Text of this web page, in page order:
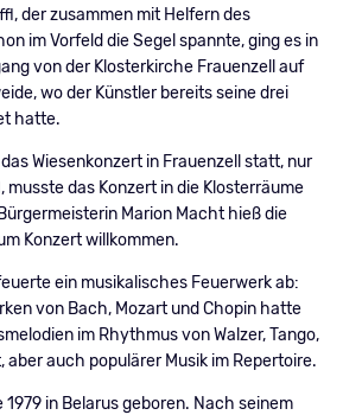
der zusammen mit Helfern des
im Vorfeld die Segel spannte, ging es in
von der Klosterkirche Frauenzell auf
wo der Künstler bereits seine drei
hatte.
Wiesenkonzert in Frauenzell statt, nur
musste das Konzert in die Klosterräume
Marion Macht hieß die
Konzert willkommen.
ein musikalisches Feuerwerk ab:
von Bach, Mozart und Chopin hatte
im Rhythmus von Walzer, Tango,
aber auch populärer Musik im Repertoire.
in Belarus geboren. Nach seinem